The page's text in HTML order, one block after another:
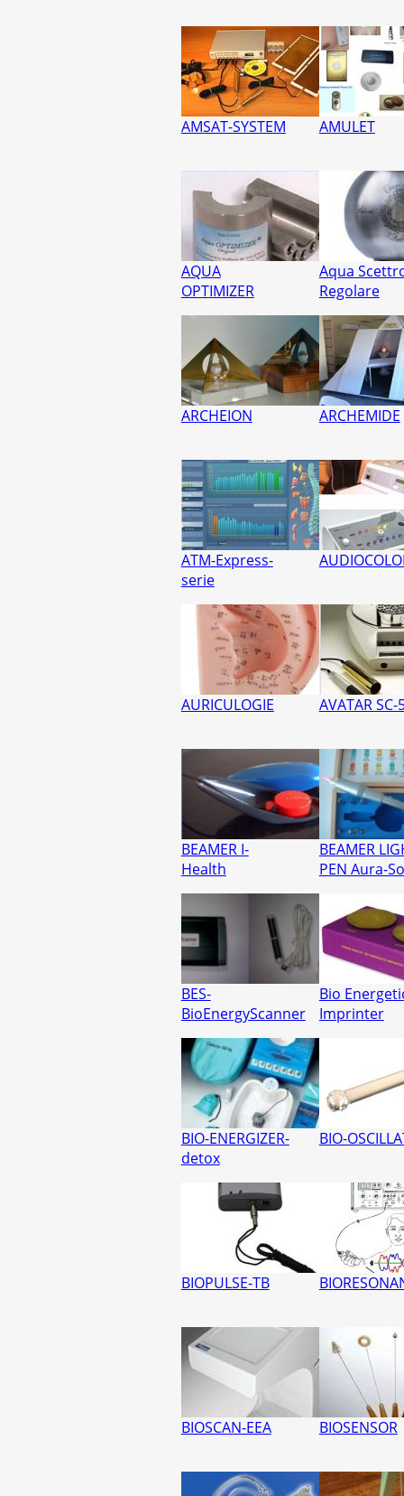
AMSAT-SYSTEM AMULET
AQUA
OPTIMIZER
Aqua
Regolare
ARCHEION ARCHEMIDE
ATM-Express-
serie
AURICULOGIE AVATAR SC-
BEAMER I-
Health
BEAMER
PEN Aura-
BES-
BioEnergyScanner
Bio
Imprinter
BIO-ENERGIZER-
detox
BIO-
BIOPULSE-TB
BIOSCAN-EEA BIOSENSOR